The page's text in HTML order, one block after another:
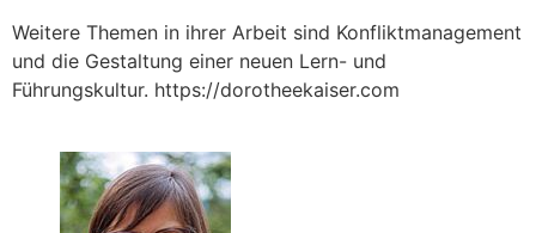
Weitere Themen in ihrer Arbeit sind Konfliktmanagement
und die Gestaltung einer neuen Lern- und
Führungskultur. https://dorotheekaiser.com